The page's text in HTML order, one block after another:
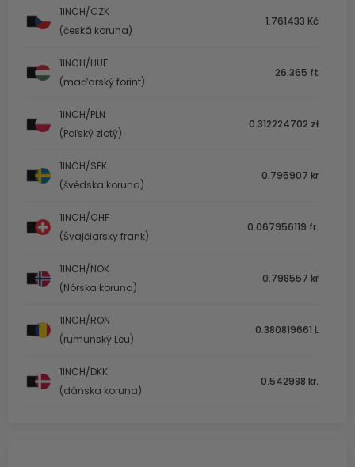
1INCH/CZK
(česká koruna)
1.761433 Kč
1INCH/HUF
(maďarský forint)
26.365 ft
1INCH/PLN
(Poľský zlotý)
0.312224702 zł
1INCH/SEK
(švédska koruna)
0.795907 kr
1INCH/CHF
(Švajčiarsky frank)
0.067956119 fr.
1INCH/NOK
(Nórska koruna)
0.798557 kr
1INCH/RON
(rumunský Leu)
0.380819661 L
1INCH/DKK
(dánska koruna)
0.542988 kr.